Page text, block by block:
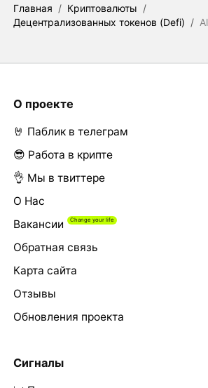
Главная / Криптовалюты /
Децентрализованных токенов (Defi) /
О проекте
🤘 Паблик в телеграм
😎 Работа в крипте
👌 Мы в твиттере
О Нас
Вакансии
Обратная связь
Карта сайта
Отзывы
Обновления проекта
Сигналы